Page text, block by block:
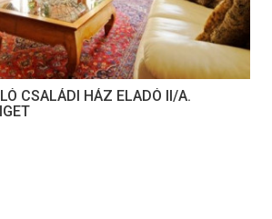
CSALÁDI HÁZ ELADÓ II/A.